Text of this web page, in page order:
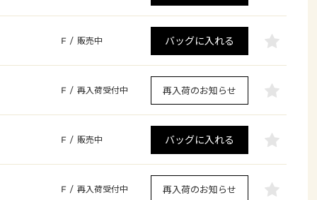
F / 販売中 バッグに入れる
F / 再入荷受付中 再入荷のお知らせ
F / 販売中 バッグに入れる
F / 再入荷受付中 再入荷のお知らせ